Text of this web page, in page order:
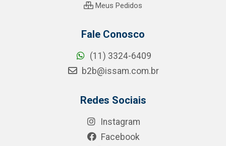
Meus Pedidos
Fale Conosco
(11) 3324-6409
b2b@issam.com.br
Redes Sociais
Instagram
Facebook